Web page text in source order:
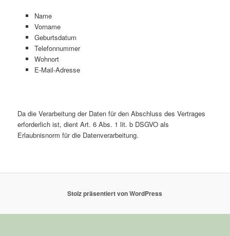
Name
Vorname
Geburtsdatum
Telefonnummer
Wohnort
E-Mail-Adresse
Da die Verarbeitung der Daten für den Abschluss des Vertrages
erforderlich ist, dient Art. 6 Abs. 1 lit. b DSGVO als
Erlaubnisnorm für die Datenverarbeitung.
Stolz präsentiert von WordPress